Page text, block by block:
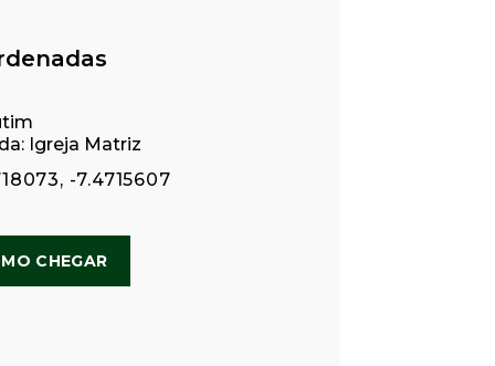
Igreja Matriz
-7.4715607
CHEGAR